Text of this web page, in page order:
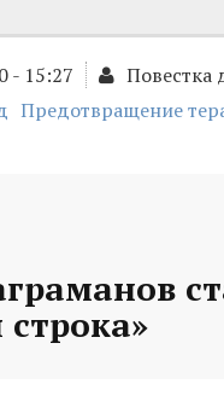
- 15:27 Повестка
Предотвращение